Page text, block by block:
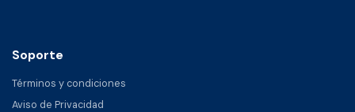
Soporte
Términos y condiciones
Aviso de Privacidad